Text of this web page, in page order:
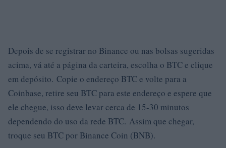
Depois de se registrar no Binance ou nas bolsas sugeridas
acima, vá até a página da carteira, escolha o BTC e clique
em depósito. Copie o endereço BTC e volte para a
Coinbase, retire seu BTC para este endereço e espere que
ele chegue, isso deve levar cerca de 15-30 minutos
dependendo do uso da rede BTC. Assim que chegar,
troque seu BTC por Binance Coin (BNB).